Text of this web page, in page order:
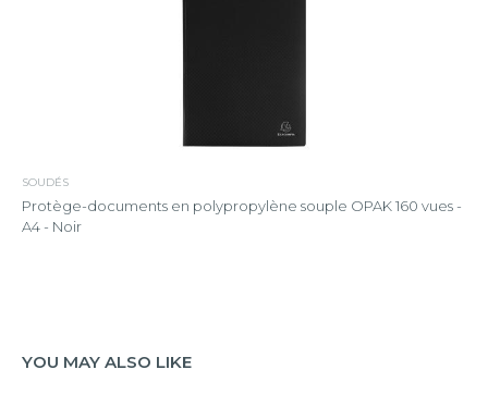
SOUDÉS
Protège-documents en polypropylène souple OPAK 160 vues -
A4 - Noir
YOU MAY ALSO LIKE